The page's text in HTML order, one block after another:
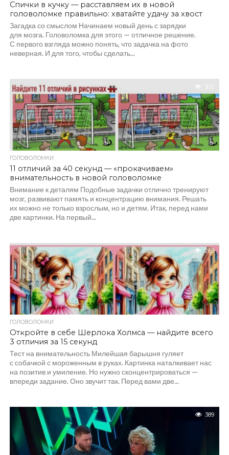
Спички в кучку — расставляем их в новой
головоломке правильно: хватайте удачу за хвост
Загадка со смыслом Начинаем новый день с зарядки
для мозга. Головоломка для этого — отличное решение.
С первого взгляда можно понять, что задачка на фото
неверная. И для того, чтобы сделать...
302
ГОЛОВОЛОМКИ
11 отличий за 40 секунд — «прокачиваем»
внимательность в новой головоломке
Внимание к деталям Подобные задачки отлично тренируют
мозг, развивают память и концентрацию внимания. Решать
их можно не только взрослым, но и детям. Итак, перед нами
две картинки. На первый...
269
ГОЛОВОЛОМКИ
Откройте в себе Шерлока Холмса — найдите всего
3 отличия за 15 секунд
Тест на внимательность Милейшая барышня гуляет
с собачкой с мороженным в руках. Картинка наталкивает нас
на позитив и умиление. Но нужно сконцентрироваться —
впереди задание. Оно звучит так. Перед вами две...
389